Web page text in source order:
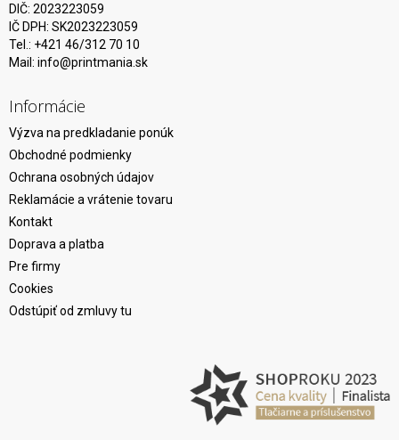
DIČ: 2023223059
IČ DPH: SK2023223059
Tel.: +421 46/312 70 10
Mail: info@printmania.sk
Informácie
Výzva na predkladanie ponúk
Obchodné podmienky
Ochrana osobných údajov
Reklamácie a vrátenie tovaru
Kontakt
Doprava a platba
Pre firmy
Cookies
Odstúpiť od zmluvy tu